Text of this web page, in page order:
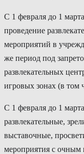
С 1 февраля до 1
проведение
мероприятий в
же период под
развлекательных
игровых зонах (в том
С 1 февраля до 1
развлекательные,
выставочные,
мероприятия с очным